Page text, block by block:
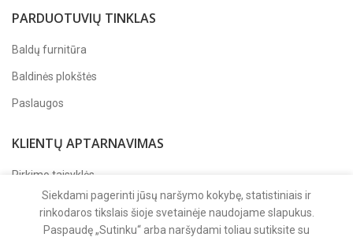
PARDUOTUVIŲ TINKLAS
Baldų furnitūra
Baldinės plokštės
Paslaugos
KLIENTŲ APTARNAVIMAS
Pirkimo taisyklės
Apmokėjimas
Pristatymas
Siekdami pagerinti jūsų naršymo kokybę, statistiniais ir
rinkodaros tikslais šioje svetainėje naudojame slapukus.
Paspaudę „Sutinku“ arba naršydami toliau sutiksite su